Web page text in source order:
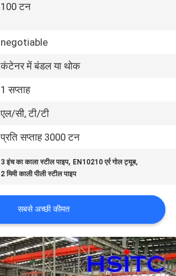
100 टन
negotiable
कंटेनर में बंडल या थोक
1 सप्ताह
एल/सी, टी/टी
प्रति सप्ताह 3000 टन
3 इंच का काला स्टील पाइप, EN10210 एर्र गोल ट्यूब,
2 मिमी काली पीली स्टील पाइप
सबसे अच्छी कीमत